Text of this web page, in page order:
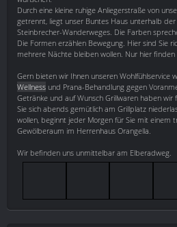
Durch eine kleine ruhige Anliegerstraße von
getrennt, liegt unser Buntes Haus unterhalb
Steinbrecher-Wanderweges. Die Farben
Die Formen erzählen Bewegung. Hier sind Sie
mehrere Nächte bleiben wollen. Nur hier finden
Gern bieten wir Ihnen unseren Wohlfühlservice
Wellness und Prana-Behandlung gegen
Getränke und auf Wunsch Grillwaren haben wir
Sie sich abends gemütlich am Grillplatz
wollen, beginnt jeder Morgen für Sie mit einem
Gewölberaum im Herrenhaus Orangella.
Wir befinden uns unmittelbar am Elberadweg.